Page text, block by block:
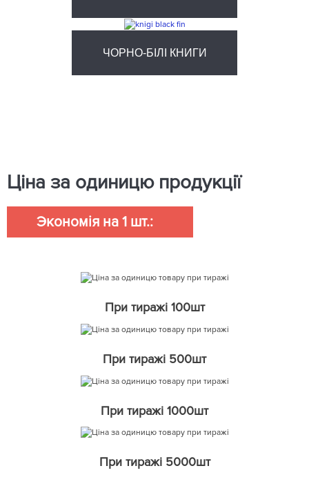
ЧОРНО-БІЛІ КНИГИ
Ціна за одиницю продукції
Экономія на 1 шт.:
При тиражі 100шт
При тиражі 500шт
При тиражі 1000шт
При тиражі 5000шт